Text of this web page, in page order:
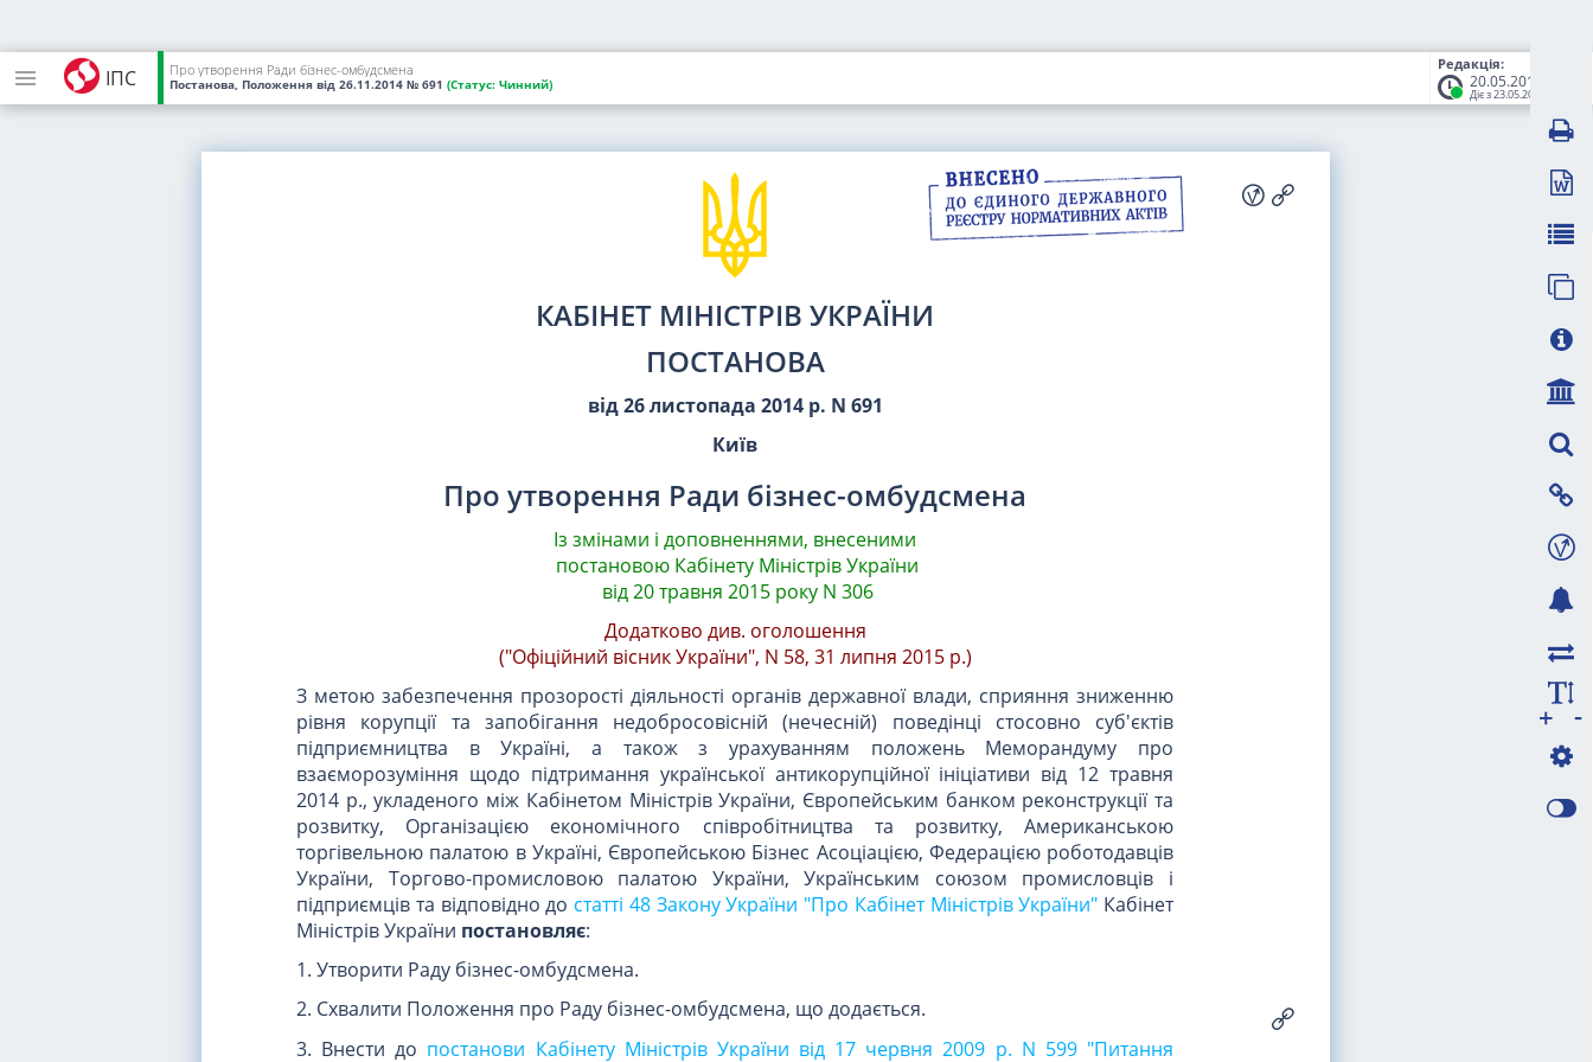
ІПС
Редакція:
20.05.2015
Діє з 23.05.2015
Про утворення Ради бізнес-омбудсмена
Постанова, Положення від 26.11.2014 № 691 (Статус: Чинний)
КАБІНЕТ МІНІСТРІВ УКРАЇНИ
ПОСТАНОВА
від 26 листопада 2014 р. N 691
Київ
Про утворення Ради бізнес-омбудсмена
Із змінами і доповненнями, внесеними
постановою Кабінету Міністрів України
від 20 травня 2015 року N 306
Додатково див. оголошення
("Офіційний вісник України", N 58, 31 липня 2015 р.)
З метою забезпечення прозорості діяльності органів державної влади, сприяння зниженню
рівня корупції та запобігання недобросовісній (нечесній) поведінці стосовно суб'єктів
підприємництва в Україні, а також з урахуванням положень Меморандуму про
взаєморозуміння щодо підтримання української антикорупційної ініціативи від 12 травня
2014 р., укладеного між Кабінетом Міністрів України, Європейським банком реконструкції та
розвитку, Організацією економічного співробітництва та розвитку, Американською
торгівельною палатою в Україні, Європейською Бізнес Асоціацією, Федерацією роботодавців
України, Торгово-промисловою палатою України, Українським союзом промисловців і
підприємців та відповідно до статті 48 Закону України "Про Кабінет Міністрів України" Кабінет
Міністрів України постановляє:
1. Утворити Раду бізнес-омбудсмена.
2. Схвалити Положення про Раду бізнес-омбудсмена, що додається.
3. Внести до постанови Кабінету Міністрів України від 17 червня 2009 р. N 599 "Питання
-
+